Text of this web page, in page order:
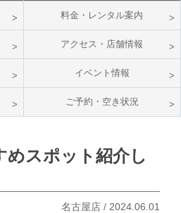
料金・レンタル案内
アクセス・店舗情報
イベント情報
ご予約・空き状況
めスポット紹介し
名古屋店 / 2024.06.01